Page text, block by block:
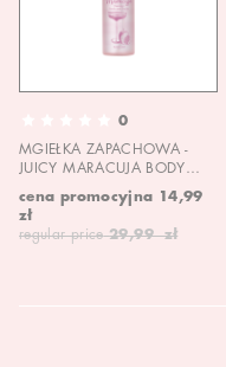
0
MGIEŁKA ZAPACHOWA -
JUICY MARACUJA BODY
cena promocyjna 14,99
zł
regular price 29,99 zł